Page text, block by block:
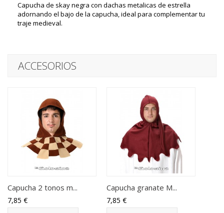
Capucha de skay negra con dachas metalicas de estrella
adornando el bajo de la capucha, ideal para complementar tu
traje medieval.
ACCESORIOS
Capucha 2 tonos m...
7,85 €
Capucha granate M...
7,85 €